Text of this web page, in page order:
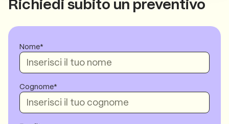
Richiedi subito un preventivo
Nome
Cognome